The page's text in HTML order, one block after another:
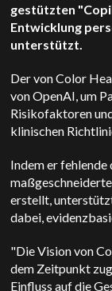
gestützten
Entwicklung
unterstützt.
Der von Color
von OpenAI, um
Risikofaktoren
klinischen
Indem er
erstellt,
dabei,
"Die Vision von
dem Zeitpunkt
Einfluss auf die